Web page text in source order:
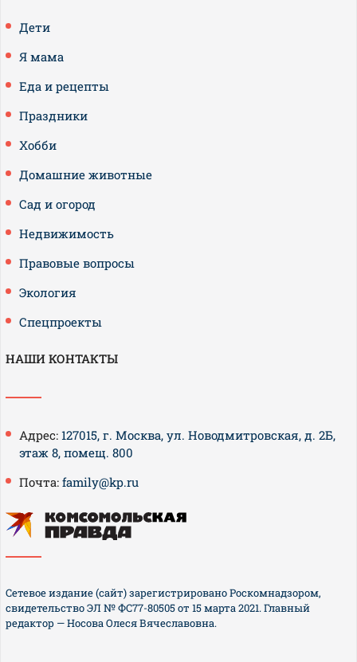
Дети
Я мама
Еда и рецепты
Праздники
Хобби
Домашние животные
Сад и огород
Недвижимость
Правовые вопросы
Экология
Спецпроекты
НАШИ КОНТАКТЫ
Адрес: 127015, г. Москва, ул. Новодмитровская, д. 2Б,
этаж 8, помещ. 800
Почта: family@kp.ru
Сетевое издание (сайт) зарегистрировано Роскомнадзором,
свидетельство ЭЛ № ФС77-80505 от 15 марта 2021. Главный
редактор — Носова Олеся Вячеславовна.